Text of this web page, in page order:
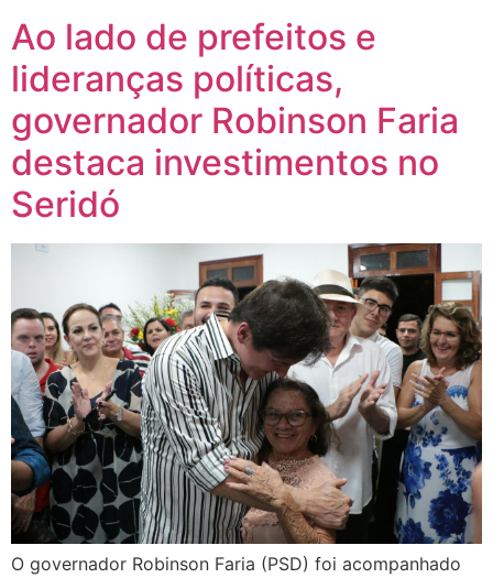
Ao lado de prefeitos e
lideranças políticas,
governador Robinson Faria
destaca investimentos no
Seridó
O governador Robinson Faria (PSD) foi acompanhado